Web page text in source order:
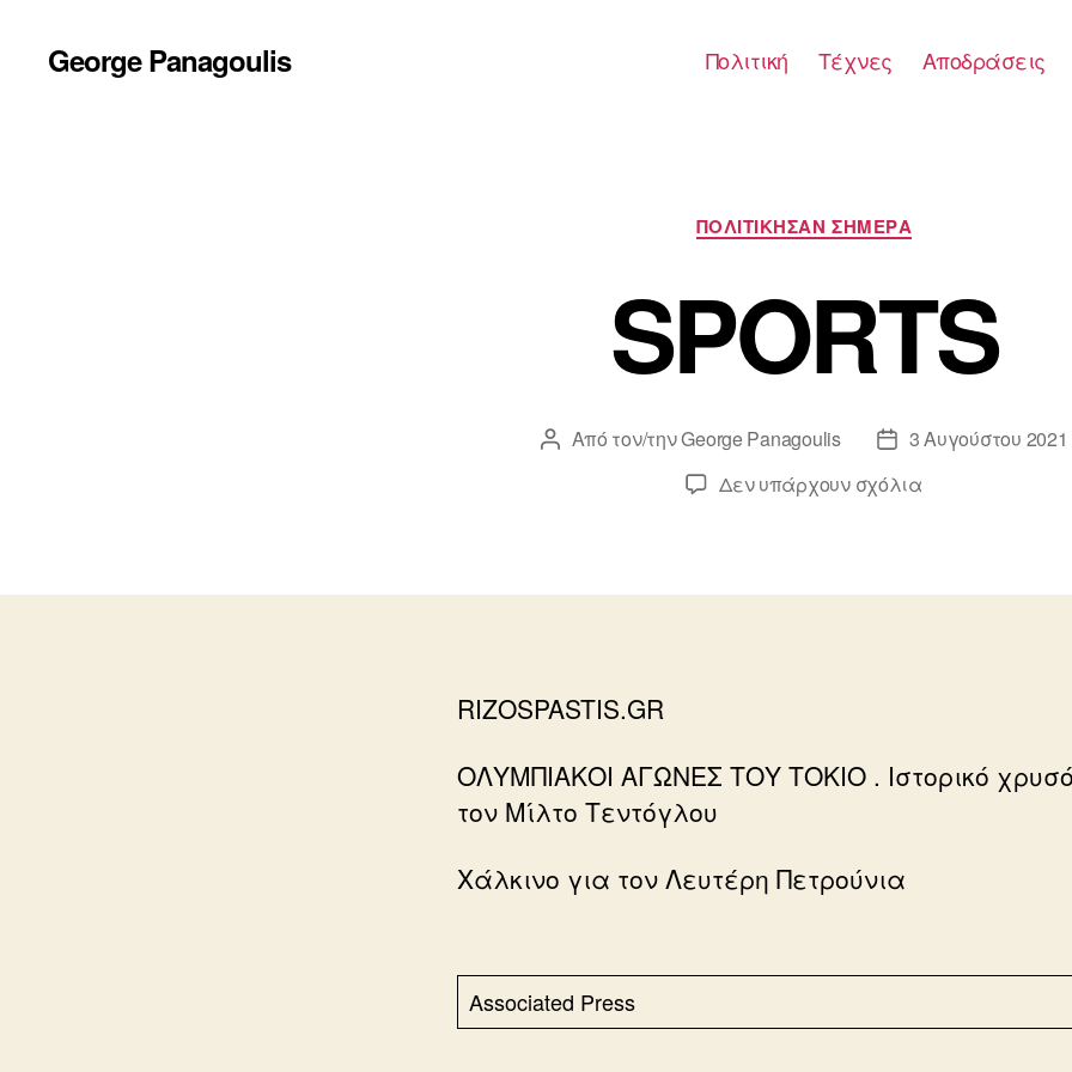
George Panagoulis Πολιτική Τέχνες Αποδράσεις
Κατηγορίες
ΠΟΛΙΤΙΚΗΣΑΝ ΣΗΜΕΡΑ
SPORTS
Συντάκτης
Από τον/τηνGeorge Panagoulis
Ημ.3 Αυγούστου 2021
Δεν υπάρχουν σχόλιαστο
RIZOSPASTIS.GR
ΟΛΥΜΠΙΑΚΟΙ ΑΓΩΝΕΣ ΤΟΥ ΤΟΚΙΟ . Ιστορικό
τον Μίλτο Τεντόγλου
Χάλκινο για τον Λευτέρη Πετρούνια
Associated Press